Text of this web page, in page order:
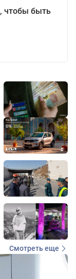
, чтобы быть
Смотреть еще